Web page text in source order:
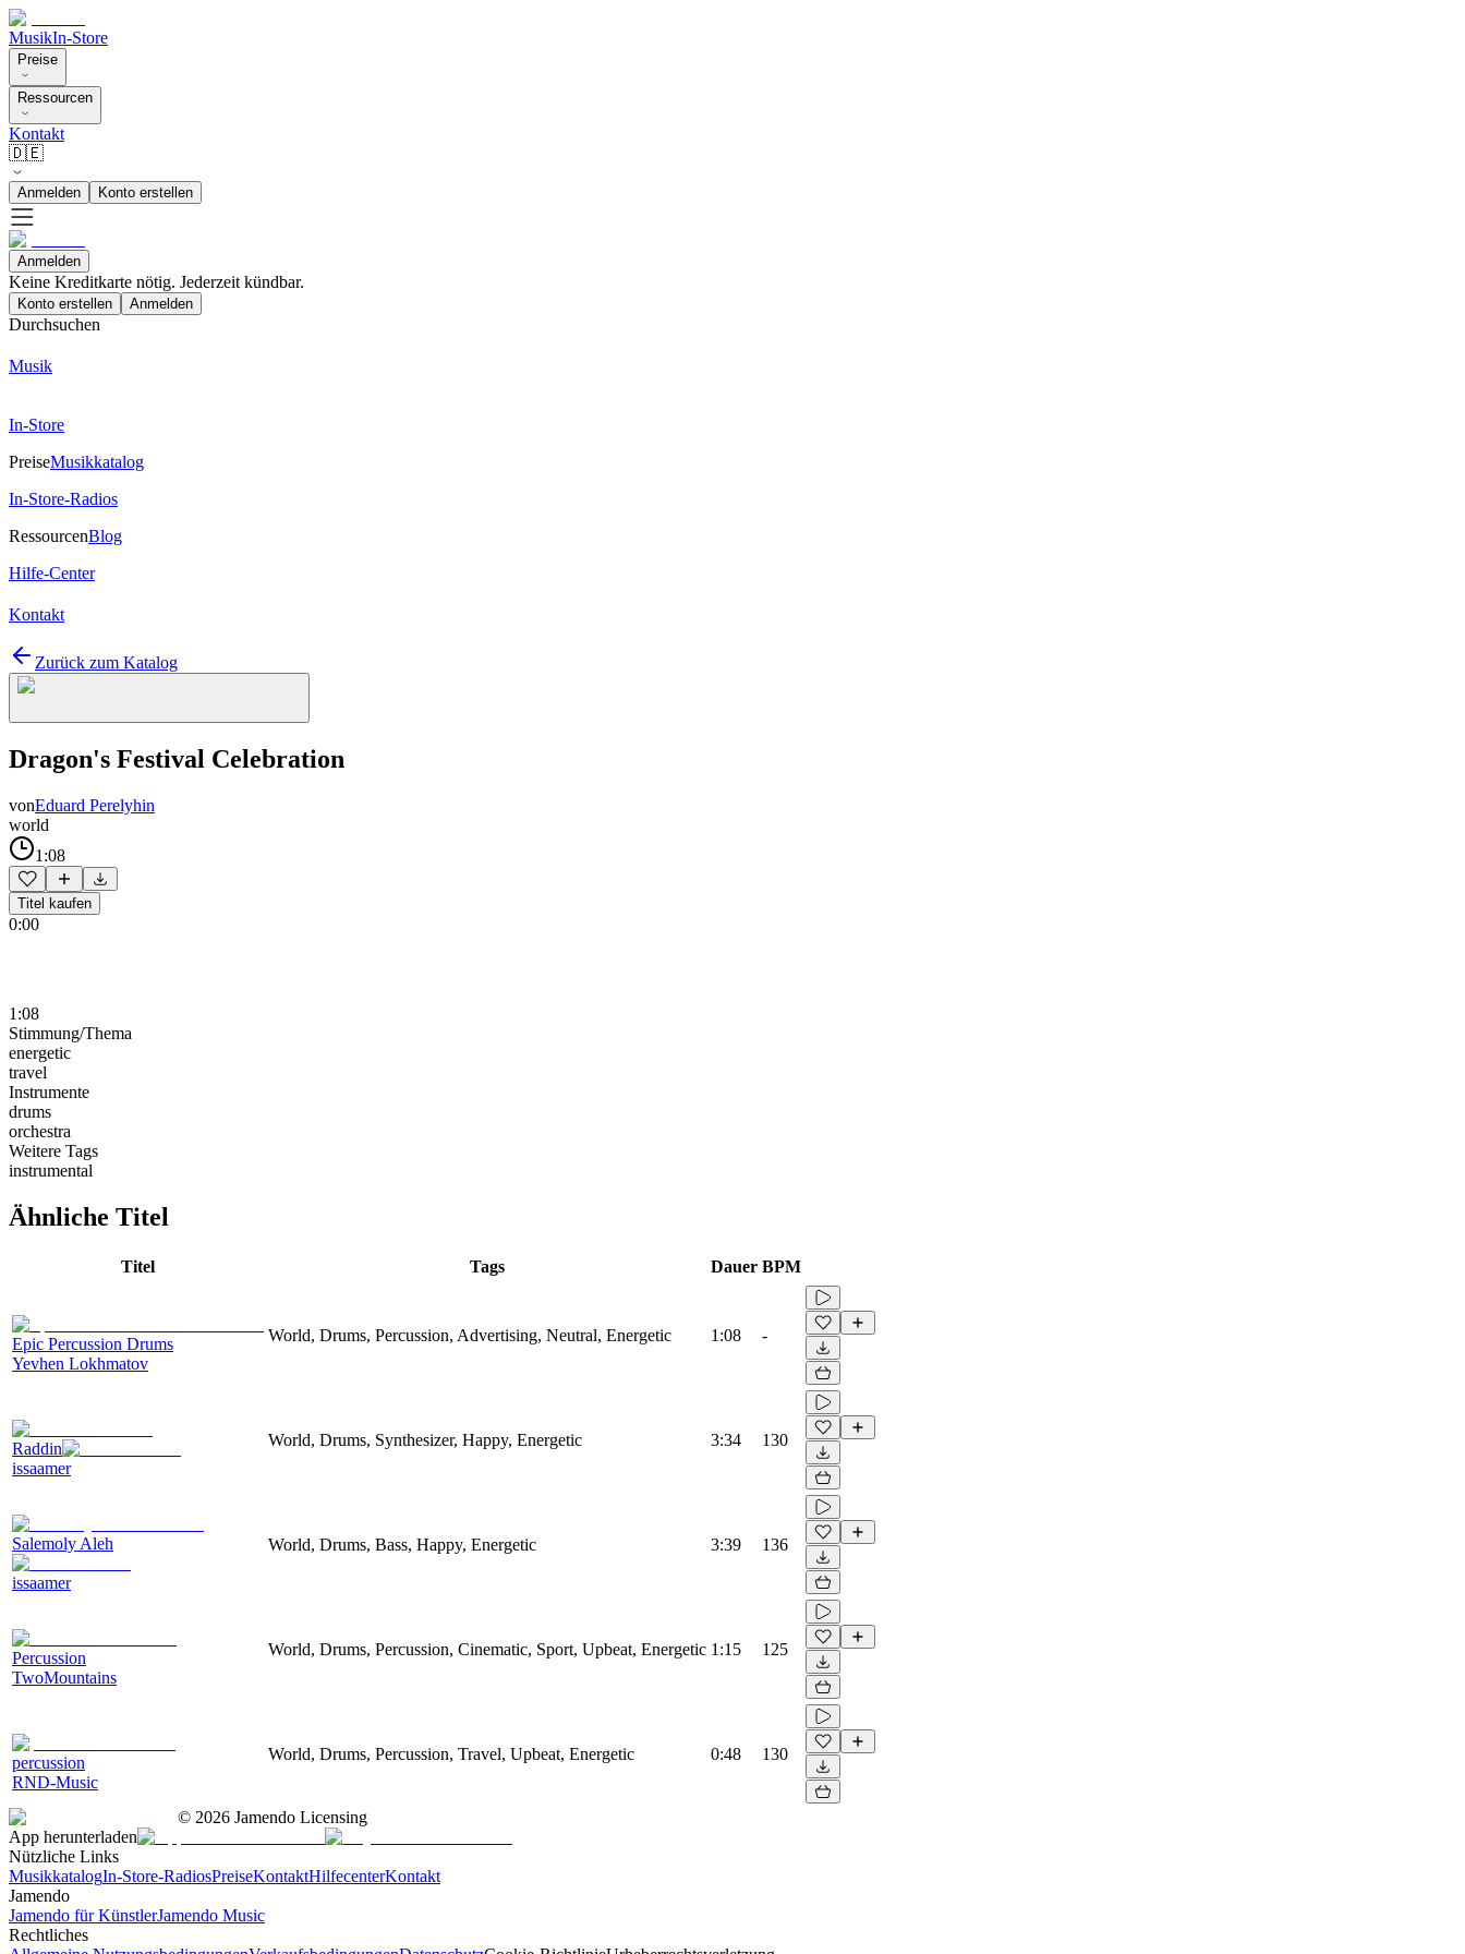
MusikIn-Store
Preise
Ressourcen
Kontakt
🇩🇪
Anmelden Konto erstellen
Anmelden
Keine Kreditkarte nötig. Jederzeit kündbar.
Konto erstellen Anmelden
Durchsuchen
Musik
In-Store
PreiseMusikkatalog
In-Store-Radios
RessourcenBlog
Hilfe-Center
Kontakt
Zurück zum Katalog
Dragon's Festival Celebration
vonEduard Perelyhin
world
1:08
Titel kaufen
0:00
1:08
Stimmung/Thema
energetic
travel
Instrumente
drums
orchestra
Weitere Tags
instrumental
Ähnliche Titel
Titel Tags Dauer BPM
Epic Percussion Drums
Yevhen Lokhmatov
World, Drums, Percussion, Advertising, Neutral, Energetic 1:08 -
Raddin
issaamer
World, Drums, Synthesizer, Happy, Energetic 3:34 130
Salemoly Aleh
issaamer
World, Drums, Bass, Happy, Energetic 3:39 136
Percussion
TwoMountains
World, Drums, Percussion, Cinematic, Sport, Upbeat, Energetic 1:15 125
percussion
RND-Music
World, Drums, Percussion, Travel, Upbeat, Energetic 0:48 130
© 2026 Jamendo Licensing
App herunterladen
Nützliche Links
MusikkatalogIn-Store-RadiosPreiseKontaktHilfecenterKontakt
Jamendo
Jamendo für KünstlerJamendo Music
Rechtliches